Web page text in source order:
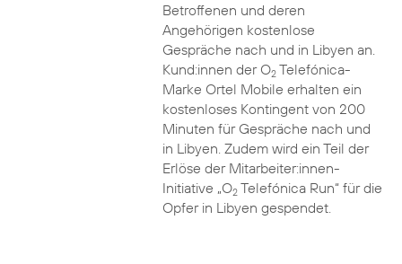
Betroffenen und deren
Angehörigen kostenlose
Gespräche nach und in Libyen an.
Kund:innen der O2Telefónica-
Marke Ortel Mobile erhalten ein
kostenloses Kontingent von 200
Minuten für Gespräche nach und
in Libyen. Zudem wird ein Teil der
Erlöse der Mitarbeiter:innen-
Initiative „O2Telefónica Run“ für die
Opfer in Libyen gespendet.